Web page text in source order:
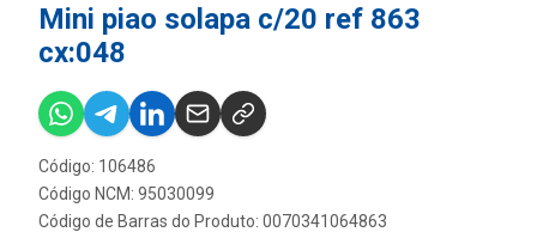
Mini piao solapa c/20 ref 863
cx:048
Código: 106486
Código NCM: 95030099
Código de Barras do Produto: 0070341064863